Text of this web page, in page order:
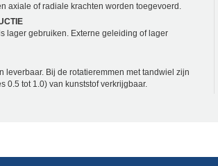
axiale of radiale krachten worden toegevoerd.
lager gebruiken. Externe geleiding of lager
leverbaar. Bij de rotatieremmen met tandwiel zijn
0.5 tot 1.0) van kunststof verkrijgbaar.